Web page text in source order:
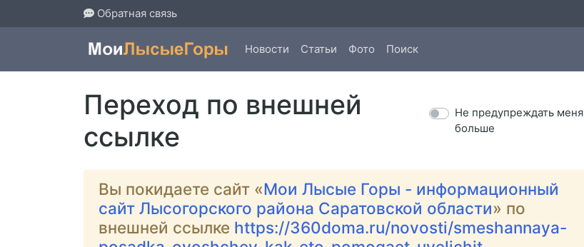
Обратная связь
Новости Статьи Фото Поиск
Переход по внешней
ссылке
Не предупреждать меня
больше
Вы покидаете сайт «Мои Лысые Горы - информационный
сайт Лысогорского района Саратовской области» по
внешней ссылке https://360doma.ru/novosti/smeshannaya-